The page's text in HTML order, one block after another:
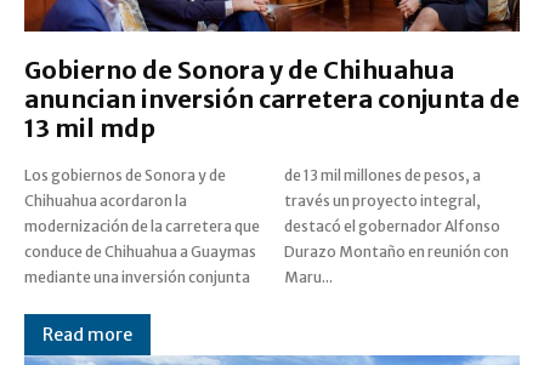
Gobierno de Sonora y de Chihuahua
anuncian inversión carretera conjunta de
13 mil mdp
Los gobiernos de Sonora y de
Chihuahua acordaron la
modernización de la carretera que
conduce de Chihuahua a Guaymas
mediante una inversión conjunta
de 13 mil millones de pesos, a
través un proyecto integral,
destacó el gobernador Alfonso
Durazo Montaño en reunión con
Maru...
Read more